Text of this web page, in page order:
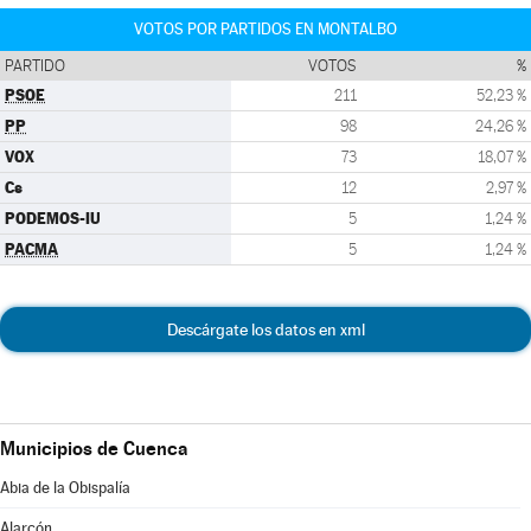
VOTOS POR PARTIDOS EN MONTALBO
PARTIDO VOTOS %
PSOE 211 52,23 %
PP 98 24,26 %
VOX 73 18,07 %
Cs 12 2,97 %
PODEMOS-IU 5 1,24 %
PACMA 5 1,24 %
Descárgate los datos en xml
Municipios de Cuenca
Abia de la Obispalía